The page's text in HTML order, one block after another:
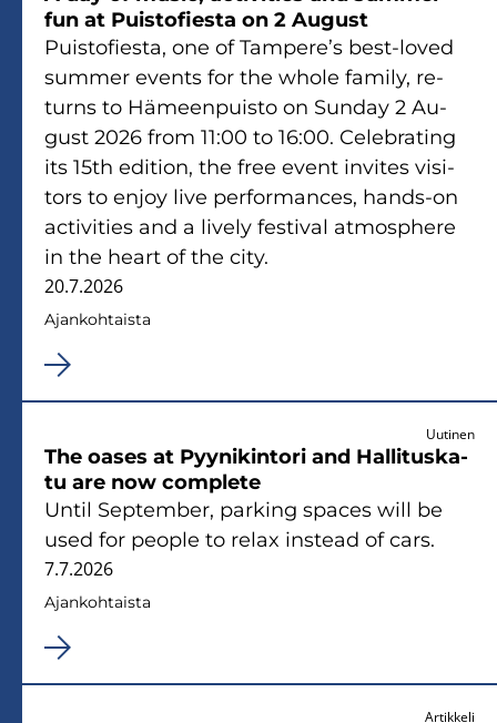
fun at Puis­to­fies­ta on 2 Au­gust
Puis­to­fies­ta, one of Tam­pe­re’s best-​loved
sum­mer events for the whole fa­mi­ly, re­
turns to Hä­meen­puis­to on Sun­day 2 Au­
gust 2026 from 11:00 to 16:00. Ce­lebra­ting
its 15th edi­tion, the free event in­vi­tes vi­si­
tors to enjoy live per­for­mances, hands-​on
ac­ti­vi­ties and a li­ve­ly fes­ti­val at­mosp­he­re
in the heart of the city.
20.7.2026
Ajan­koh­tais­ta
Uutinen
The oases at Pyy­ni­kin­to­ri and Hal­li­tus­ka­
tu are now comple­te
Until Sep­tem­ber, par­king spaces will be
used for people to relax ins­tead of cars.
7.7.2026
Ajan­koh­tais­ta
Artikkeli